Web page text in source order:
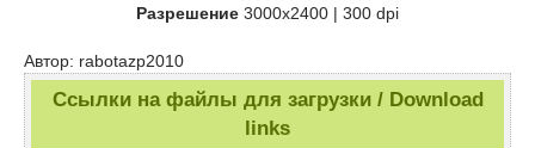
Разрешение 3000x2400 | 300 dpi
Автор: rabotazp2010
Ссылки на файлы для загрузки / Download
links